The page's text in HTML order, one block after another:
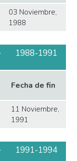
03 Noviembre,
1988
1988-1991
Fecha de fin
11 Noviembre,
1991
1991-1994